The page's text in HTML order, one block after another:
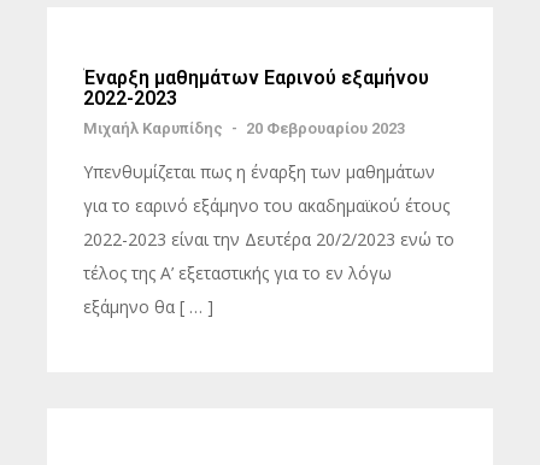
Έναρξη μαθημάτων Εαρινού εξαμήνου
2022-2023
Μιχαήλ Καρυπίδης - 20 Φεβρουαρίου 2023
Υπενθυμίζεται πως η έναρξη των μαθημάτων
για το εαρινό εξάμηνο του ακαδημαϊκού έτους
2022-2023 είναι την Δευτέρα 20/2/2023 ενώ το
τέλος της Α’ εξεταστικής για το εν λόγω
εξάμηνο θα [ … ]